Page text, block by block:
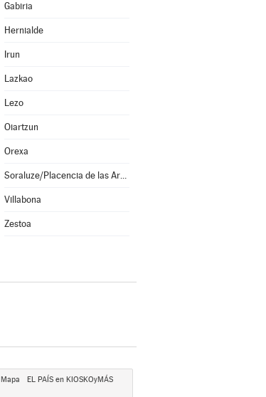
Gabiria
Hernialde
Irun
Lazkao
Lezo
Oiartzun
Orexa
Soraluze/Placencia de las Armas
Villabona
Zestoa
Mapa
EL PAÍS en KIOSKOyMÁS